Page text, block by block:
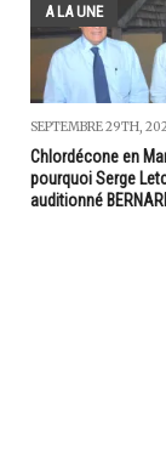
A LA UNE
SEPTEMBRE 29TH,
Chlordécone en
pourquoi Serge
auditionné